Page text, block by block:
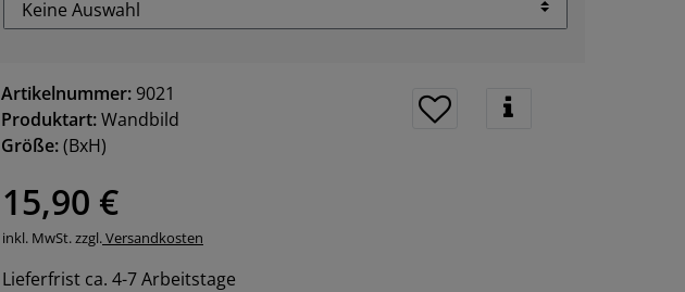
Artikelnummer: 9021
Produktart:Wandbild
Größe:(BxH)
15,90 €
inkl. MwSt. zzgl. Versandkosten
Lieferfrist ca. 4-7 Arbeitstage